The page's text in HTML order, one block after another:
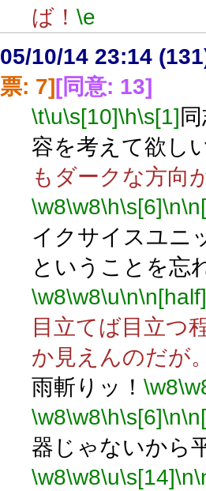
ば！ \e
05/10/14 23:14
票: 7][同意: 13]
\t\u\s[10]\h\s[1]
容を考えて欲し
もダークな方向
\w8\w8\h\s[6]\n
イクサイスユニ
ということを忘
\w8\w8\u\n\n[half]
目立てば目立つ
か見えんのだが
雨斬りッ！ \w8
\w8\w8\h\s[6]\n
器じゃないから
\w8\w8\u\s[14]\n